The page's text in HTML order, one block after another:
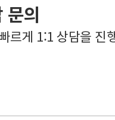
문의
르게 1:1 상담을 진